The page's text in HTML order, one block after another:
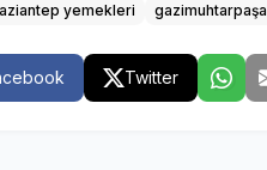
yemekleri gazimuhtarpaşa
Twitter